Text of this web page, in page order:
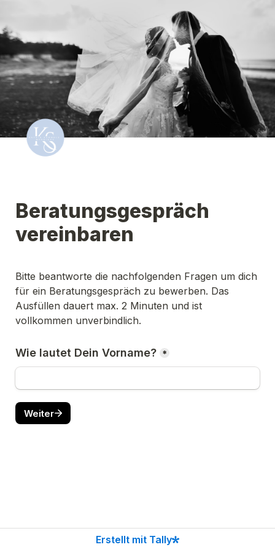
Beratungsgespräch
vereinbaren
Bitte beantworte die nachfolgenden Fragen um dich
für ein Beratungsgespräch zu bewerben. Das
Ausfüllen dauert max. 2 Minuten und ist
vollkommen unverbindlich.
Wie lautet Dein Vorname? *
Weiter
Erstellt mit Tally